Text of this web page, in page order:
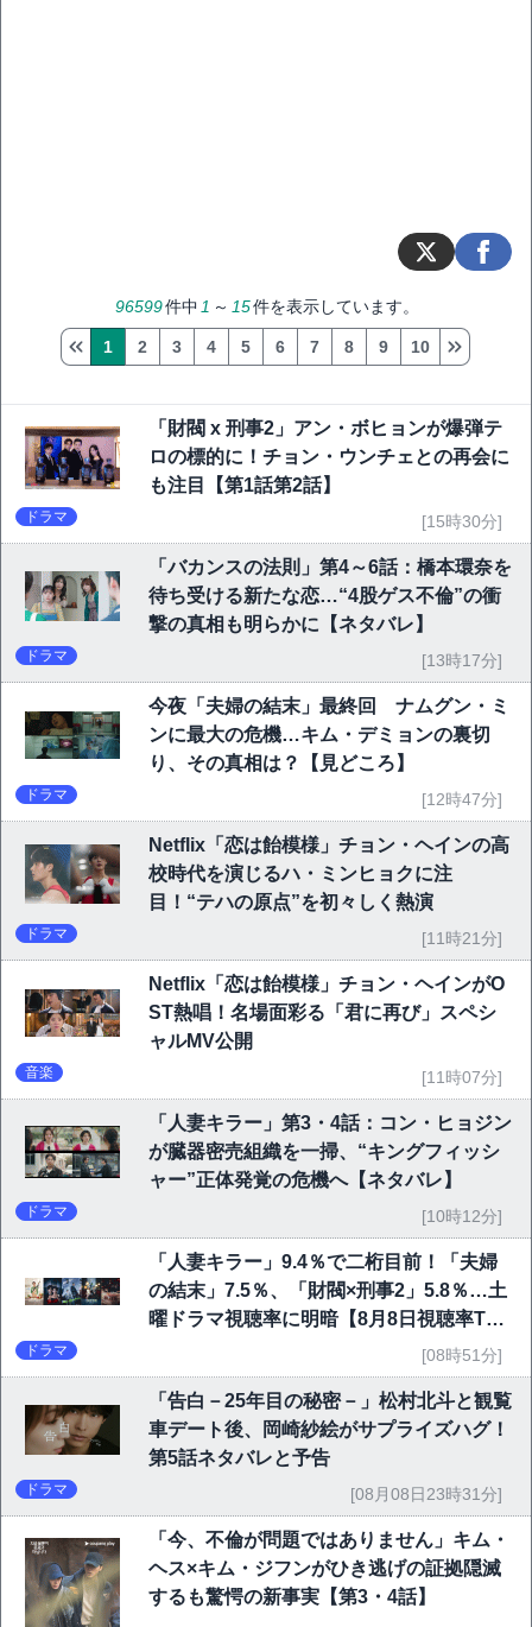
96599件中 1 ～ 15件を表示しています。
1 2 3 4 5 6 7 8 9 10
「財閥 x 刑事2」アン・ボヒョンが爆弾テ
ロの標的に！チョン・ウンチェとの再会に
も注目【第1話第2話】
ドラマ [15時30分]
「バカンスの法則」第4～6話：橋本環奈を
待ち受ける新たな恋…“4股ゲス不倫”の衝
撃の真相も明らかに【ネタバレ】
ドラマ [13時17分]
今夜「夫婦の結末」最終回 ナムグン・ミ
ンに最大の危機…キム・デミョンの裏切
り、その真相は？【見どころ】
ドラマ [12時47分]
Netflix「恋は飴模様」チョン・ヘインの高
校時代を演じるハ・ミンヒョクに注
目！“テハの原点”を初々しく熱演
ドラマ [11時21分]
Netflix「恋は飴模様」チョン・ヘインがO
ST熱唱！名場面彩る「君に再び」スペシ
ャルMV公開
音楽 [11時07分]
「人妻キラー」第3・4話：コン・ヒョジン
が臓器密売組織を一掃、“キングフィッシ
ャー”正体発覚の危機へ【ネタバレ】
ドラマ [10時12分]
「人妻キラー」9.4％で二桁目前！「夫婦
の結末」7.5％、「財閥×刑事2」5.8％…土
曜ドラマ視聴率に明暗【8月8日視聴率TO
ドラマ [08時51分]
「告白－25年目の秘密－」松村北斗と観覧
車デート後、岡崎紗絵がサプライズハグ！
第5話ネタバレと予告
ドラマ [08月08日23時31分]
「今、不倫が問題ではありません」キム・
ヘス×キム・ジフンがひき逃げの証拠隠滅
するも驚愕の新事実【第3・4話】